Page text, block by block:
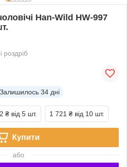
Han-Wild HW-997
роздріб
Залишилось 34 дні
₴ від 5 шт. 1 721 ₴ від 10 шт.
Купити
або